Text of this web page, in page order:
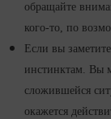
обращайте
кого-то, по
Если вы
инстинктам. Вы
сложившейся
окажется